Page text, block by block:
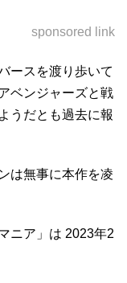
sponsored link
ースを渡り歩いて
ベンジャーズと戦
うだとも過去に報
は無事に本作を凌
ニア」は 2023年2